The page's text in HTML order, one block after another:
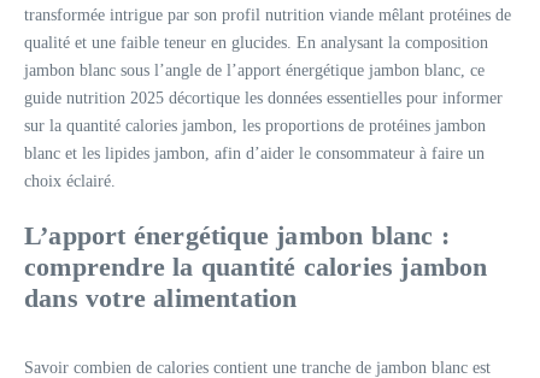
transformée intrigue par son profil nutrition viande mêlant protéines de
qualité et une faible teneur en glucides. En analysant la composition
jambon blanc sous l’angle de l’apport énergétique jambon blanc, ce
guide nutrition 2025 décortique les données essentielles pour informer
sur la quantité calories jambon, les proportions de protéines jambon
blanc et les lipides jambon, afin d’aider le consommateur à faire un
choix éclairé.
L’apport énergétique jambon blanc :
comprendre la quantité calories jambon
dans votre alimentation
Savoir combien de calories contient une tranche de jambon blanc est